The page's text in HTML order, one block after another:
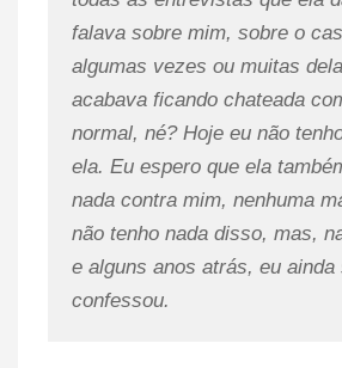
falava sobre mim, sobre o
algumas vezes ou muitas
acabava ficando chateada
normal, né? Hoje eu não
ela. Eu espero que ela
nada contra mim, nenhuma
não tenho nada disso, mas,
e alguns anos atrás, eu ainda
confessou.